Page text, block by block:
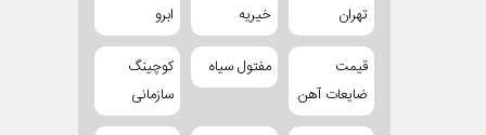
تهران
خیریه
ابرو
قیمت
ضایعات آهن
مفتول سیاه
کوچینگ
سازمانی